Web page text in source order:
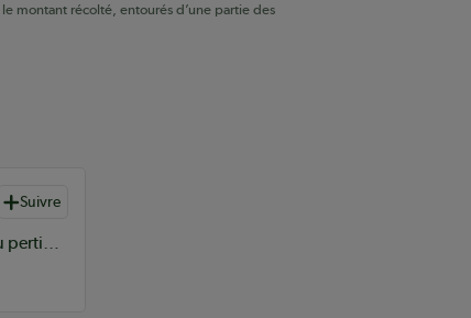
montant récolté, entourés d’une partie des
Suivre
L’équipe de rédaction du Coopérateur sélectionne du contenu pertinent à vos informations coopératives à l’échelle provinciale, nationale et internationale.